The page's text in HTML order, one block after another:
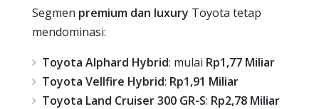
Segmen premium dan luxury Toyota tetap
mendominasi:
Toyota Alphard Hybrid: mulai Rp1,77 Miliar
Toyota Vellfire Hybrid: Rp1,91 Miliar
Toyota Land Cruiser 300 GR-S: Rp2,78 Miliar